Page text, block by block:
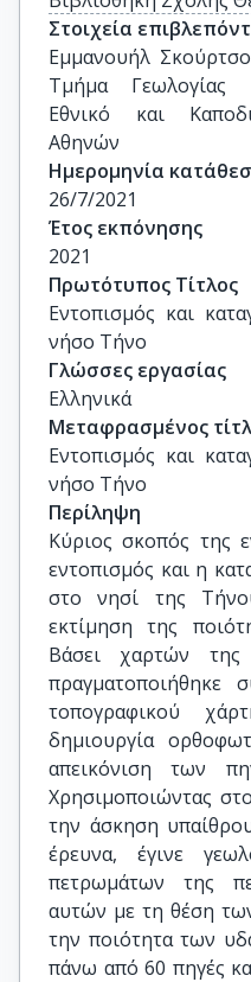
Στοιχεία
Εμμανουήλ
Τμήμα Γεωλογίας
Εθνικό και
Αθηνών
Ημερομηνία
26/7/2021
Έτος εκπόνησης
2021
Πρωτότυπος Τίτλος
Εντοπισμός και
νήσο Τήνο
Γλώσσες εργασίας
Ελληνικά
Μεταφρασμένος
Εντοπισμός και
νήσο Τήνο
Περίληψη
Κύριος σκοπός της
εντοπισμός και η
στο νησί της
εκτίμηση της
Βάσει χαρτών της
πραγματοποιήθηκε
τοπογραφικού
δημιουργία
απεικόνιση των
Χρησιμοποιώντας
την άσκηση
έρευνα, έγινε
πετρωμάτων της
αυτών με τη θέση
την ποιότητα των
πάνω από 60 πηγές